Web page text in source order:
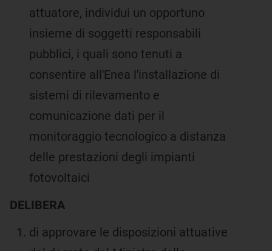
attuatore, individui un opportuno
insieme di soggetti responsabili
pubblici, i quali sono tenuti a
consentire all'Enea l'installazione di
sistemi di rilevamento e
comunicazione dati per il
monitoraggio tecnologico a distanza
delle prestazioni degli impianti
fotovoltaici
DELIBERA
di approvare le disposizioni attuative